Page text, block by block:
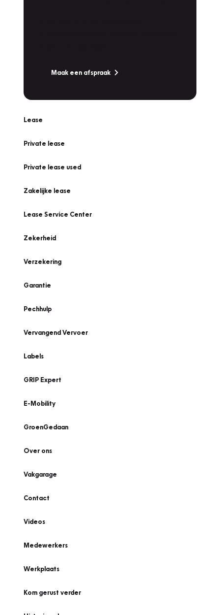
Maak een afspraak
Lease
Private lease
Private lease used
Zakelijke lease
Lease Service Center
Zekerheid
Verzekering
Garantie
Pechhulp
Vervangend Vervoer
Labels
GRIP Expert
E-Mobility
GroenGedaan
Over ons
Vakgarage
Contact
Videos
Medewerkers
Werkplaats
Kom gerust verder